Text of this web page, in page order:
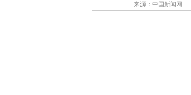
来源： 中国新闻网